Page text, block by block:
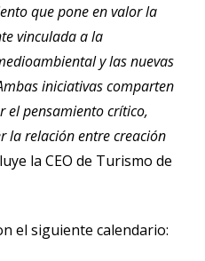
que pone en valor la
vinculada a la
y las nuevas
iniciativas comparten
el pensamiento crítico,
la relación entre creación
la CEO de Turismo de
el siguiente calendario: